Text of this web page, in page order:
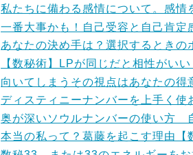
私たちに備わる感情について。感情
一番大事かも！自己受容と自己肯
あなたの決め手は？選択するとき
【数秘術】LPが同じだと相性がい
向いてしまうその視点はあなたの
ディスティニーナンバーを上手く使
奥が深いソウルナンバーの使い方
本当の私って？葛藤を起こす理由【